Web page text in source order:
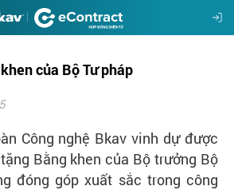
của Bộ Tư pháp
Công nghệ Bkav vinh dự được
Bằng khen của Bộ trưởng Bộ
đóng góp xuất sắc trong công